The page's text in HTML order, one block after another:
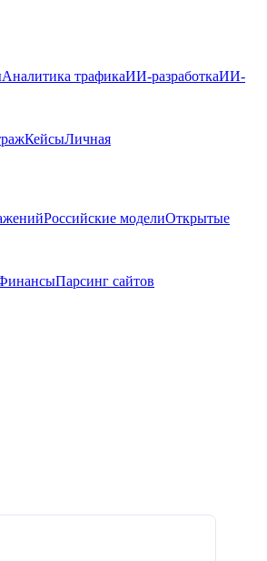
Аналитика трафикаИИ-разработкаИИ-
КейсыЛичная
Российские моделиОткрытые
Парсинг сайтов